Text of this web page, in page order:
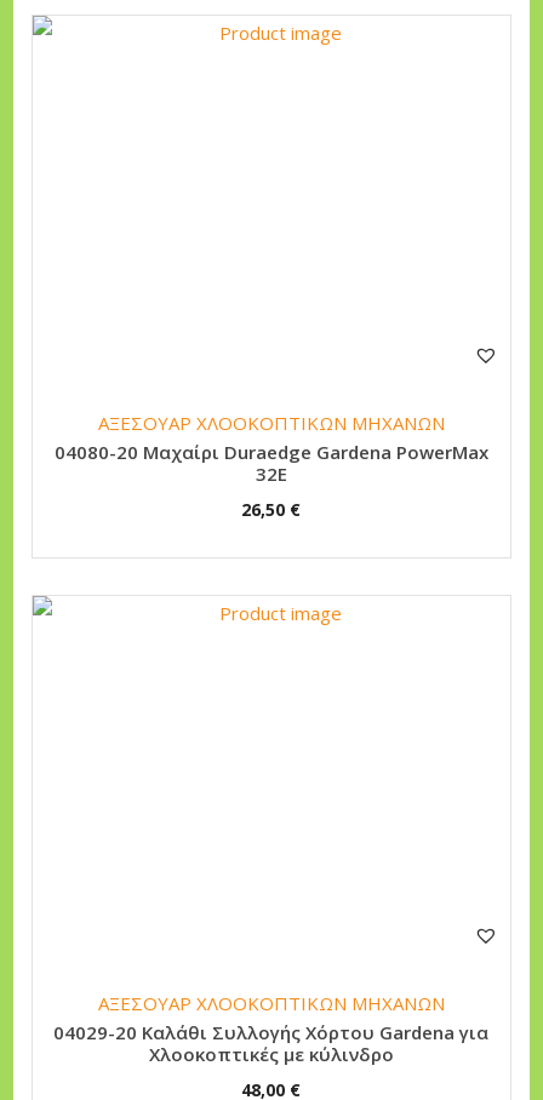
ΑΞΕΣΟΥΑΡ ΧΛΟΟΚΟΠΤΙΚΩΝ ΜΗΧΑΝΩΝ
04080-20 Μαχαίρι Duraedge Gardena PowerMax
32E
26,50 €
ΑΞΕΣΟΥΑΡ ΧΛΟΟΚΟΠΤΙΚΩΝ ΜΗΧΑΝΩΝ
04029-20 Καλάθι Συλλογής Χόρτου Gardena για
Χλοοκοπτικές με κύλινδρο
48,00 €